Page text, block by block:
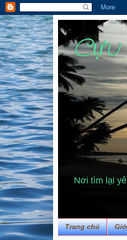
Nơi tìm lại
Trang chủ